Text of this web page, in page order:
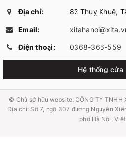
Địa chỉ: 82 Thuỵ Khuê,
Email:
Điện thoại: 0368-366-559
Hệ thống cửa
© Chủ sở hữu website: CÔNG TY TNHH
Địa chỉ: Số 7, ngõ 307 đường Nguyễn
phố Hà Nội,